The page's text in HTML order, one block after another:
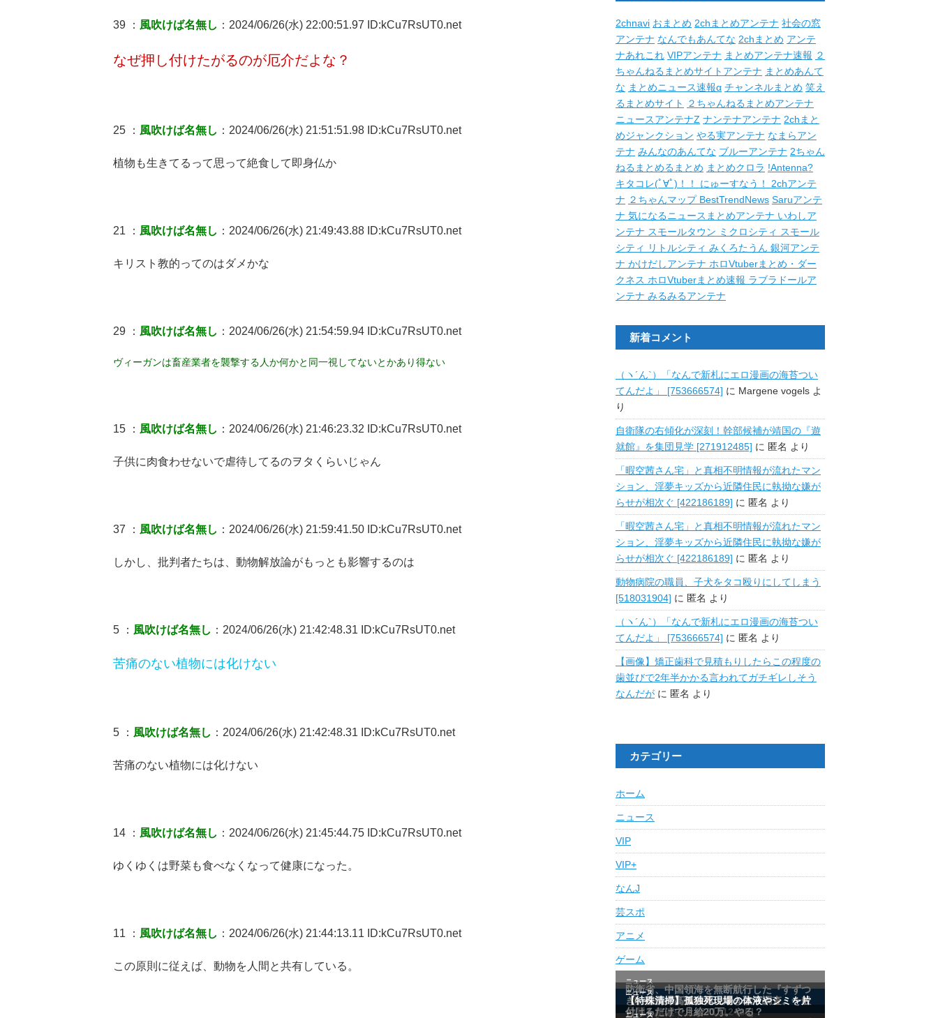
39 ： 風吹けば名無し ：2024/06/26(水) 22:00:51.97 ID:kCu7RsUT0.net
なぜ押し付けたがるのが厄介だよな？
25 ： 風吹けば名無し ：2024/06/26(水) 21:51:51.98 ID:kCu7RsUT0.net
植物も生きてるって思って絶食して即身仏か
21 ： 風吹けば名無し ：2024/06/26(水) 21:49:43.88 ID:kCu7RsUT0.net
キリスト教的ってのはダメかな
29 ： 風吹けば名無し ：2024/06/26(水) 21:54:59.94 ID:kCu7RsUT0.net
ヴィーガンは畜産業者を襲撃する人か何かと同一視してないとかあり得ない
15 ： 風吹けば名無し ：2024/06/26(水) 21:46:23.32 ID:kCu7RsUT0.net
子供に肉食わせないで虐待してるのヲタくらいじゃん
37 ： 風吹けば名無し ：2024/06/26(水) 21:59:41.50 ID:kCu7RsUT0.net
しかし、批判者たちは、動物解放論がもっとも影響するのは
5 ： 風吹けば名無し ：2024/06/26(水) 21:42:48.31 ID:kCu7RsUT0.net
苦痛のない植物には化けない
5 ： 風吹けば名無し ：2024/06/26(水) 21:42:48.31 ID:kCu7RsUT0.net
苦痛のない植物には化けない
14 ： 風吹けば名無し ：2024/06/26(水) 21:45:44.75 ID:kCu7RsUT0.net
ゆくゆくは野菜も食べなくなって健康になった。
11 ： 風吹けば名無し ：2024/06/26(水) 21:44:13.11 ID:kCu7RsUT0.net
この原則に従えば、動物を人間と共有している。
2chnavi おまとめ 2chまとめアンテナ 社会の窓
アンテナ なんでもあんてな 2chまとめ アンテ
ナあれこれ VIPアンテナ まとめアンテナ速報 ２
ちゃんねるまとめサイトアンテナ まとめあんて
な まとめニュース速報α チャンネルまとめ 笑え
るまとめサイト
２ちゃんねるまとめアンテナ
ニュースアンテナZ ナンテナアンテナ 2chまと
めジャンクション やる実アンテナ なまらアン
テナ みんなのあんてな ブルーアンテナ 2ちゃん
ねるまとめるまとめ まとめクロラ !Antenna?
キタコレ(ﾟ∀ﾟ)！！ にゅーすなう！ 2chアンテ
ナ ２ちゃんマップ BestTrendNews Saruアンテ
ナ 気になるニュースまとめアンテナ いわしア
ンテナ スモールタウン ミクロシティ スモール
シティ
リトルシティ みくろたうん 銀河アンテ
ナ かけだしアンテナ ホロVtuberまとめ・ダー
クネス ホロVtuberまとめ速報 ラブラドールア
ンテナ みるみるアンテナ
新着コメント
（ヽ´ん`）「なんで新札にエロ漫画の海苔つい
てんだよ」 [753666574] に Margene vogels よ
り
自衛隊の右傾化が深刻！幹部候補が靖国の『遊
就館』を集団見学 [271912485] に 匿名 より
「暇空茜さん宅」と真相不明情報が流れたマン
ション、淫夢キッズから近隣住民に執拗な嫌が
らせが相次ぐ [422186189] に 匿名 より
「暇空茜さん宅」と真相不明情報が流れたマン
ション、淫夢キッズから近隣住民に執拗な嫌が
らせが相次ぐ [422186189] に 匿名 より
動物病院の職員、子犬をタコ殴りにしてしまう
[518031904] に 匿名 より
（ヽ´ん`）「なんで新札にエロ漫画の海苔つい
てんだよ」 [753666574] に 匿名 より
【画像】矯正歯科で見積もりしたらこの程度の
歯並びで2年半かかる言われてガチギレしそう
なんだが に 匿名 より
カテゴリー
ホーム
ニュース
VIP
VIP+
なんJ
芸スポ
アニメ
ゲーム
最近の人気記事ランキング